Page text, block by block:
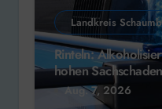
Landkreis
Rinteln:
hohen Sachschaden
Aug. 7, 2026